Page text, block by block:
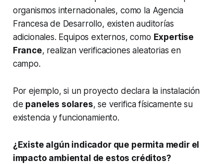
organismos internacionales, como la Agencia
Francesa de Desarrollo, existen auditorías
adicionales. Equipos externos, como Expertise
France, realizan verificaciones aleatorias en
campo.
Por ejemplo, si un proyecto declara la instalación
de paneles solares, se verifica físicamente su
existencia y funcionamiento.
¿Existe algún indicador que permita medir el
impacto ambiental de estos créditos?